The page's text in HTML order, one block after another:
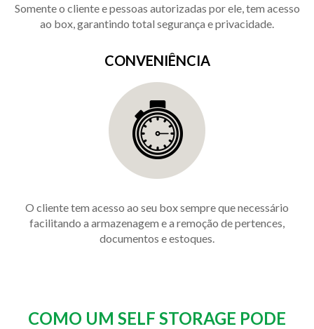
Somente o cliente e pessoas autorizadas por ele, tem acesso
ao box, garantindo total segurança e privacidade.
CONVENIÊNCIA
O cliente tem acesso ao seu box sempre que necessário
facilitando a armazenagem e a remoção de pertences,
documentos e estoques.
COMO UM SELF STORAGE PODE